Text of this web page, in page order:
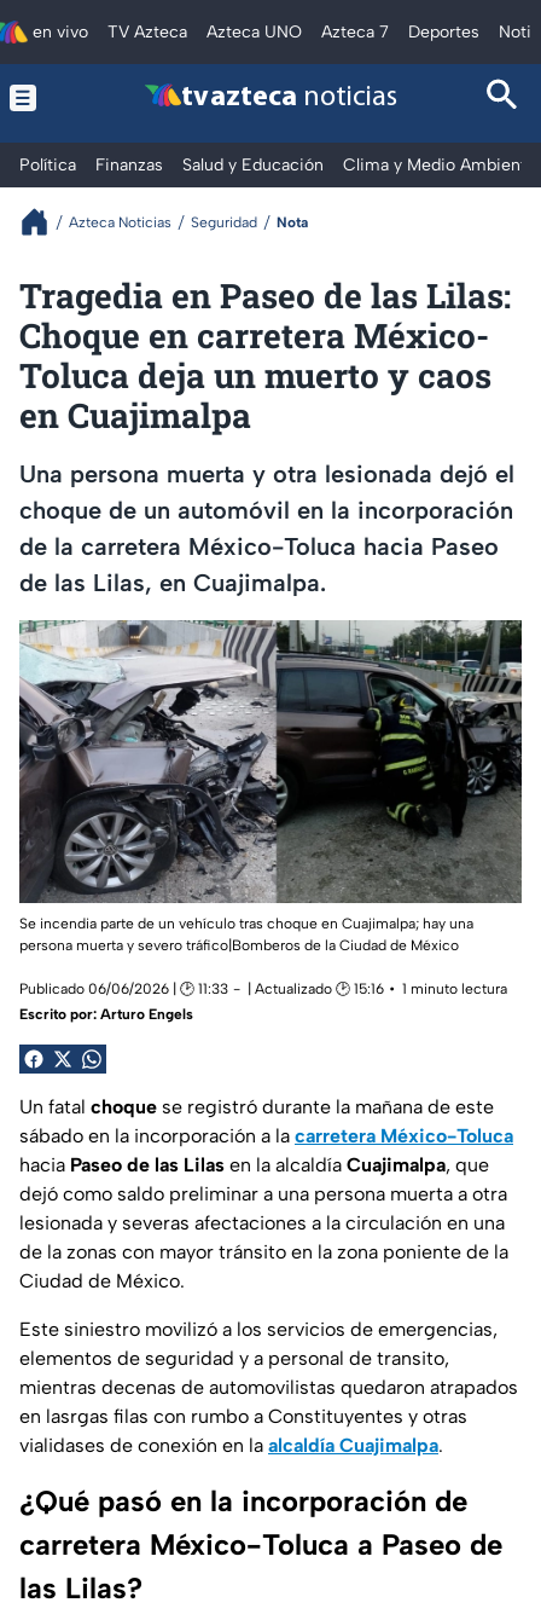
en vivo TV Azteca Azteca UNO Azteca 7 Deportes
tv azteca noticias
Política Finanzas Salud y Educación Clima y Medio Ambiente
Azteca Noticias Seguridad Nota
Tragedia en Paseo de las Lilas:
Choque en carretera México-
Toluca deja un muerto y caos
en Cuajimalpa
Una persona muerta y otra lesionada dejó el
choque de un automóvil en la incorporación
de la carretera México-Toluca hacia Paseo
de las Lilas, en Cuajimalpa.
Se incendia parte de un vehículo tras choque en Cuajimalpa; hay una
persona muerta y severo tráfico|Bomberos de la Ciudad de México
Publicado 06/06/2026 | 🕑 11:33 | Actualizado 🕑 15:16
1 minuto lectura
Escrito por: Arturo Engels
Un fatal choque se registró durante la mañana de este
sábado en la incorporación a la carretera México-Toluca
hacia Paseo de las Lilas en la alcaldía Cuajimalpa, que
dejó como saldo preliminar a una persona muerta a otra
lesionada y severas afectaciones a la circulación en una
de la zonas con mayor tránsito en la zona poniente de la
Ciudad de México.
Este siniestro movilizó a los servicios de emergencias,
elementos de seguridad y a personal de transito,
mientras decenas de automovilistas quedaron atrapados
en lasrgas filas con rumbo a Constituyentes y otras
vialidases de conexión en la alcaldía Cuajimalpa.
¿Qué pasó en la incorporación de
carretera México-Toluca a Paseo de
las Lilas?